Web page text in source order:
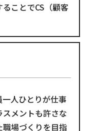
ことでCS（顧客
人ひとりが仕事
メントも許さな
場づくりを目指